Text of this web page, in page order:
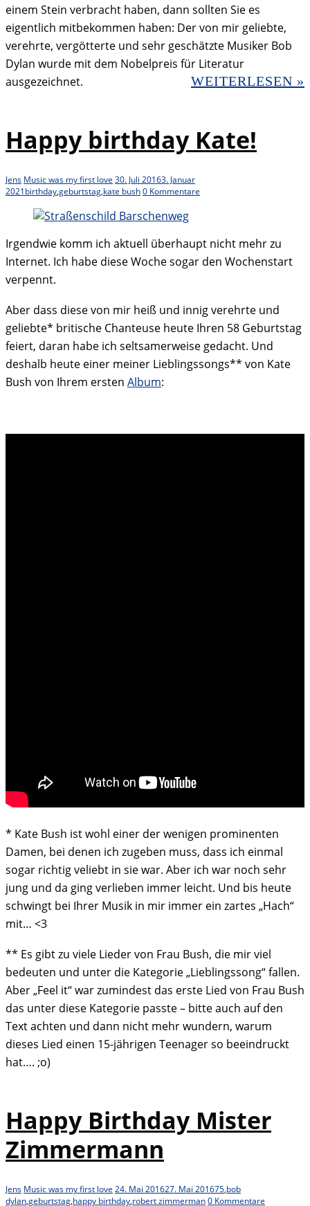
einem Stein verbracht haben, dann sollten Sie es
eigentlich mitbekommen haben: Der von mir geliebte,
verehrte, vergötterte und sehr geschätzte Musiker Bob
Dylan wurde mit dem Nobelpreis für Literatur
ausgezeichnet.
WEITERLESEN »
Happy birthday Kate!
Jens Music was my first love 30. Juli 20163. Januar
2021birthday,geburtstag,kate bush0 Kommentare
Irgendwie komm ich aktuell überhaupt nicht mehr zu
Internet. Ich habe diese Woche sogar den Wochenstart
verpennt.
Aber dass diese von mir heiß und innig verehrte und
geliebte* britische Chanteuse heute Ihren 58 Geburtstag
feiert, daran habe ich seltsamerweise gedacht. Und
deshalb heute einer meiner Lieblingssongs** von Kate
Bush von Ihrem ersten Album:
* Kate Bush ist wohl einer der wenigen prominenten
Damen, bei denen ich zugeben muss, dass ich einmal
sogar richtig veliebt in sie war. Aber ich war noch sehr
jung und da ging verlieben immer leicht. Und bis heute
schwingt bei Ihrer Musik in mir immer ein zartes „Hach“
mit… <3
** Es gibt zu viele Lieder von Frau Bush, die mir viel
bedeuten und unter die Kategorie „Lieblingssong“ fallen.
Aber „Feel it“ war zumindest das erste Lied von Frau Bush
das unter diese Kategorie passte – bitte auch auf den
Text achten und dann nicht mehr wundern, warum
dieses Lied einen 15-jährigen Teenager so beeindruckt
hat…. ;o)
Happy Birthday Mister
Zimmermann
Jens Music was my first love 24. Mai 201627. Mai 201675,bob
dylan,geburtstag,happy birthday,robert zimmerman0 Kommentare